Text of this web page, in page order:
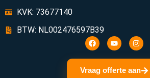
KVK: 73677140
BTW: NL002476597B39
Vraag offerte aan